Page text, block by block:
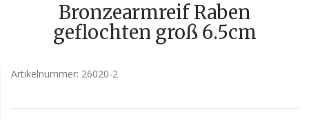
Bronzearmreif Raben
geflochten groß 6.5cm
Artikelnummer: 26020-2